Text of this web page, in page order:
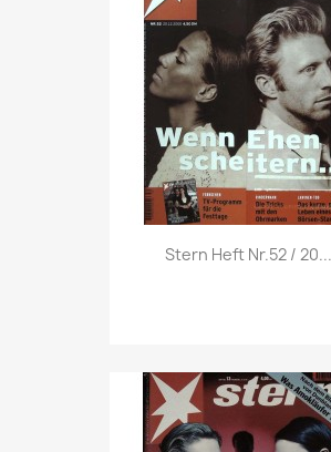
Vorschau
Stern Heft Nr.52 / 20...